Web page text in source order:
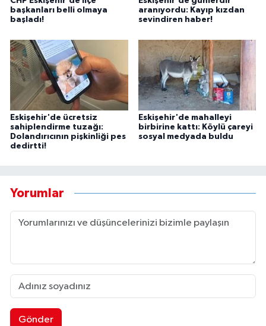
başkanları belli olmaya
başladı!
aranıyordu: Kayıp kızdan
sevindiren haber!
Eskişehir'de ücretsiz
sahiplendirme tuzağı:
Dolandırıcının pişkinliği pes
dedirtti!
Eskişehir'de mahalleyi
birbirine kattı: Köylü çareyi
sosyal medyada buldu
Yorumlar
Gönder